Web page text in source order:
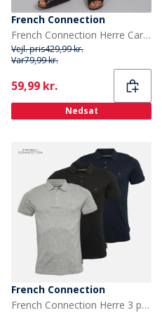
French Connection
French Connection Herre Cargo Tech Shorts Sort
Vejl. pris429,99 kr.
Var79,99 kr.
Current
59,99 kr.
Nedsat
French Connection
French Connection Herre 3 pak jersey polo skjorter Multi 1